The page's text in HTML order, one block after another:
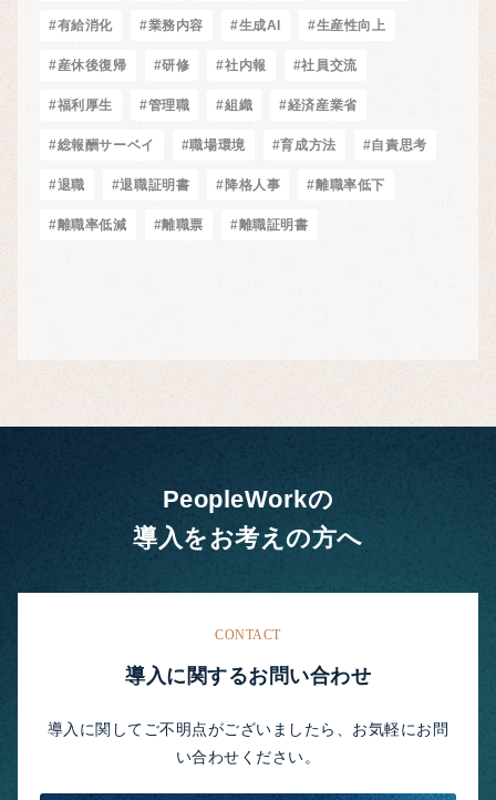
#有給消化 #業務内容 #生成AI #生産性向上
#産休後復帰 #研修 #社内報 #社員交流
#福利厚生 #管理職 #組織 #経済産業省
#総報酬サーベイ #職場環境 #育成方法 #自責思考
#退職 #退職証明書 #降格人事 #離職率低下
#離職率低減 #離職票 #離職証明書
PeopleWorkの
導入をお考えの方へ
CONTACT
導入に関するお問い合わせ
導入に関してご不明点がございましたら、お気軽にお問
い合わせください。